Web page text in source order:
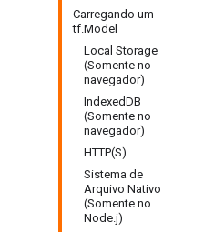
Carregando um
tf.Model
Local Storage
(Somente no
navegador)
IndexedDB
(Somente no
navegador)
HTTP(S)
Sistema de
Arquivo Nativo
(Somente no
Node.j)